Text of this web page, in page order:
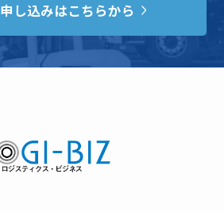
し込みはこちらから